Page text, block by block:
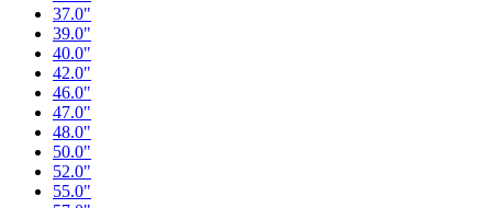
37.0"
39.0"
40.0"
42.0"
46.0"
47.0"
48.0"
50.0"
52.0"
55.0"